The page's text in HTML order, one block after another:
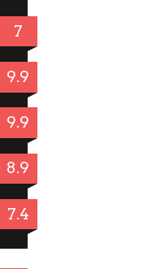
7
9.9
9.9
8.9
7.4